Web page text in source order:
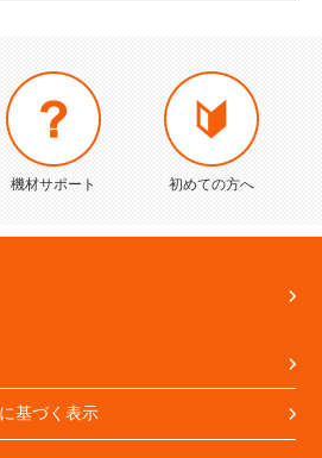
機材サポート 初めての方へ
基づく表示